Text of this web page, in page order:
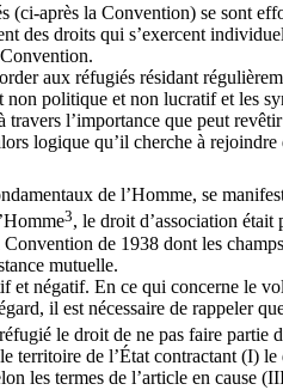
(ci-après la Convention) se sont
droits qui s’exercent
aux réfugiés résidant
non politique et non lucratif et les
l’importance que peut
logique qu’il cherche à
de l’Homme, se
3, le droit d’association était
de 1938 dont les
mutuelle.
négatif. En ce qui concerne le
il est nécessaire de rappeler
le droit de ne pas faire partie
territoire de l’État contractant (I)
les termes de l’article en cause